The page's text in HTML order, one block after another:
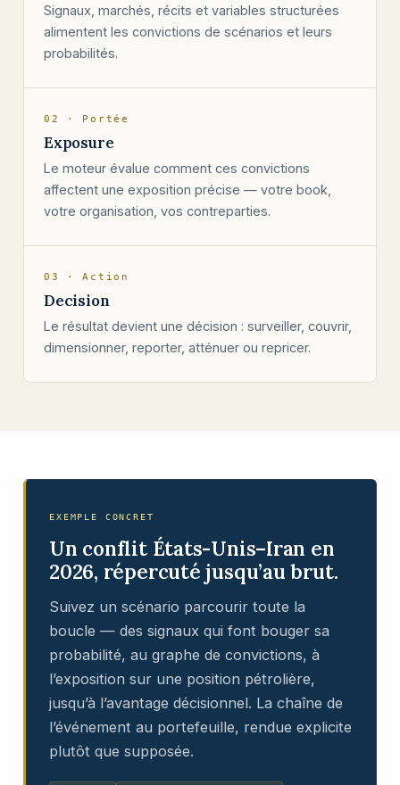
Signaux, marchés, récits et variables structurées
alimentent les convictions de scénarios et leurs
probabilités.
02 · Portée
Exposure
Le moteur évalue comment ces convictions
affectent une exposition précise — votre book,
votre organisation, vos contreparties.
03 · Action
Decision
Le résultat devient une décision : surveiller, couvrir,
dimensionner, reporter, atténuer ou repricer.
EXEMPLE CONCRET
Un conflit États-Unis–Iran en
2026, répercuté jusqu’au brut.
Suivez un scénario parcourir toute la
boucle — des signaux qui font bouger sa
probabilité, au graphe de convictions, à
l’exposition sur une position pétrolière,
jusqu’à l’avantage décisionnel. La chaîne de
l’événement au portefeuille, rendue explicite
plutôt que supposée.